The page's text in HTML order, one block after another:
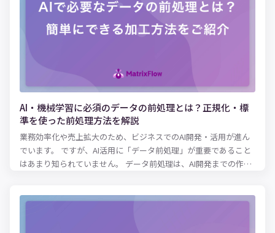
AI・機械学習に必須のデータの前処理とは？正規化・標
準を使った前処理方法を解説
業務効率化や売上拡大のため、ビジネスでのAI開発・活用が進ん
でいます。 ですが、AI活用に「データ前処理」が重要であること
はあまり知られていません。 データ前処理は、AI開発までの作業
処理方法を解説していきます。